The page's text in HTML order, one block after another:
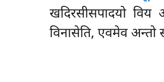
खदिरसीसपादयो विय
विनासेति, एवमेव अन्तो